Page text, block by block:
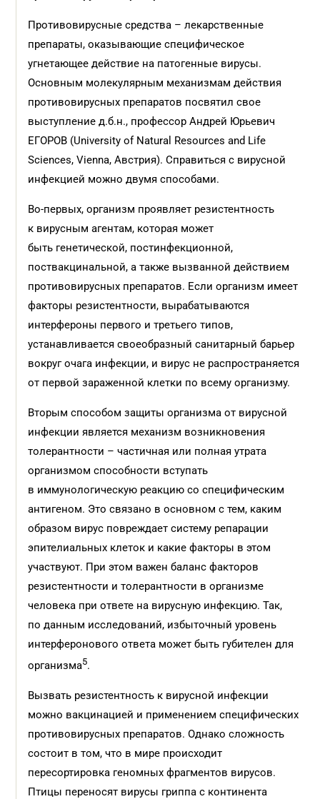
Противовирусные средства – лекарственные
препараты, оказывающие специфическое
угнетающее действие на патогенные вирусы.
Основным молекулярным механизмам действия
противовирусных препаратов посвятил свое
выступление д.б.н., профессор Андрей Юрьевич
ЕГОРОВ (University of Natural Resources and Life
Sciences, Vienna, Австрия). Справиться с вирусной
инфекцией можно двумя способами.
Во-первых, организм проявляет резистентность
к вирусным агентам, которая может
быть генетической, постинфекционной,
поствакцинальной, а также вызванной действием
противовирусных препаратов. Если организм имеет
факторы резистентности, вырабатываются
интерфероны первого и третьего типов,
устанавливается своеобразный санитарный барьер
вокруг очага инфекции, и вирус не распространяется
от первой зараженной клетки по всему организму.
Вторым способом защиты организма от вирусной
инфекции является механизм возникновения
толерантности – частичная или полная утрата
организмом способности вступать
в иммунологическую реакцию со специфическим
антигеном. Это связано в основном с тем, каким
образом вирус повреждает систему репарации
эпителиальных клеток и какие факторы в этом
участвуют. При этом важен баланс факторов
резистентности и толерантности в организме
человека при ответе на вирусную инфекцию. Так,
по данным исследований, избыточный уровень
интерферонового ответа может быть губителен для
организма5.
Вызвать резистентность к вирусной инфекции
можно вакцинацией и применением специфических
противовирусных препаратов. Однако сложность
состоит в том, что в мире происходит
пересортировка геномных фрагментов вирусов.
Птицы переносят вирусы гриппа с континента